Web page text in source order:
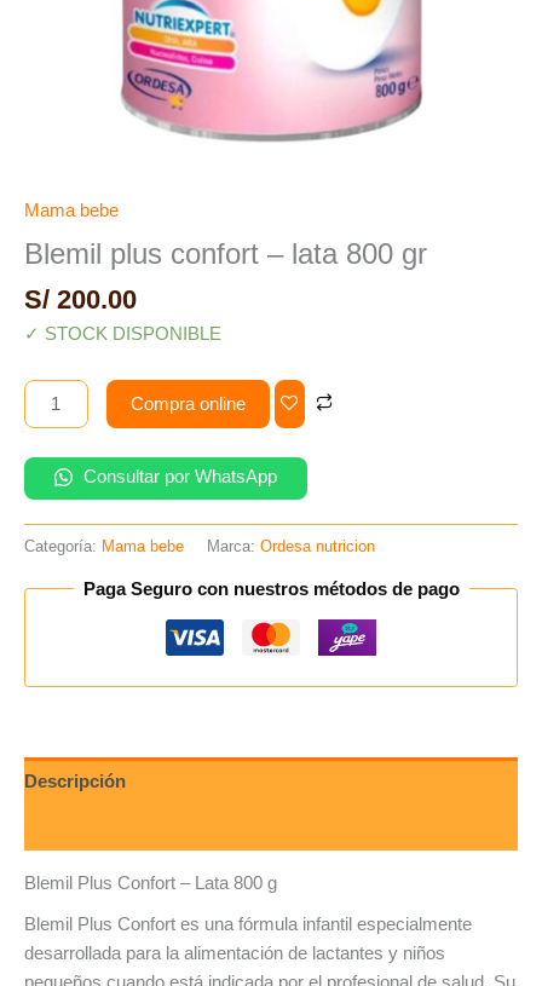
Mama bebe
Blemil plus confort – lata 800 gr
S/ 200.00
✓ STOCK DISPONIBLE
Compra online
Consultar por WhatsApp
Categoría: Mama bebe Marca: Ordesa nutricion
Paga Seguro con nuestros métodos de pago
Descripción
Blemil Plus Confort – Lata 800 g
Blemil Plus Confort es una fórmula infantil especialmente
desarrollada para la alimentación de lactantes y niños